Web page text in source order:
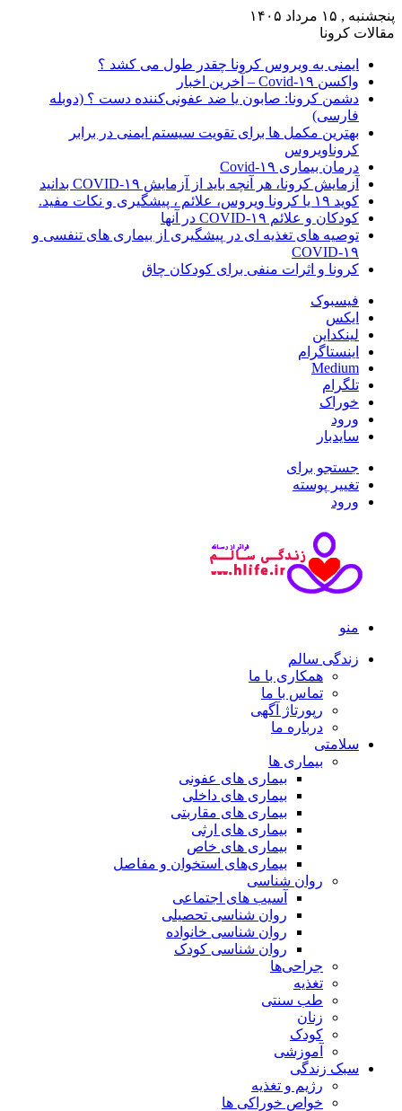
پنجشنبه , ۱۵ مرداد ۱۴۰۵
مقالات کرونا
ایمنی به ویروس کرونا چقدر طول می کشد ؟
واکسن Covid-۱۹ – آخرین اخبار
دشمن کرونا: صابون یا ضد عفونی‌کننده دست ؟ (دوبله
فارسی)
بهترین مکمل ها برای تقویت سیستم ایمنی در برابر
کروناویروس
درمان بیماری Covid-۱۹
آزمایش کرونا، هر آنچه باید از آزمایش COVID-۱۹ بدانید
کوید ۱۹ یا کرونا ویروس، علائم ، پیشگیری و نکات مفید.
کودکان و علائم COVID-۱۹ در آنها
توصیه های تغذیه ای در پیشگیری از بیماری های تنفسی و
COVID-۱۹
کرونا و اثرات منفی برای کودکان چاق
فیسبوک
ایکس
لینکداین
اینستاگرام
Medium
تلگرام
خوراک
ورود
سایدبار
جستجو برای
تغییر پوسته
ورود
منو
زندگی سالم
همکاری با ما
تماس با ما
رپورتاژ آگهی
درباره ما
سلامتی
بیماری ها
بیماری های عفونی
بیماری های داخلی
بیماری های مقاربتی
بیماری های ارثی
بیماری های خاص
بیماری‌های استخوان و مفاصل
روان شناسی
آسیب های اجتماعی
روان شناسی تحصیلی
روان شناسی خانواده
روان شناسی کودک
جراحی‌ها
تغذیه
طب سنتی
زنان
کودک
آموزشی
سبک زندگی
رژیم و تغذیه
خواص خوراکی ها